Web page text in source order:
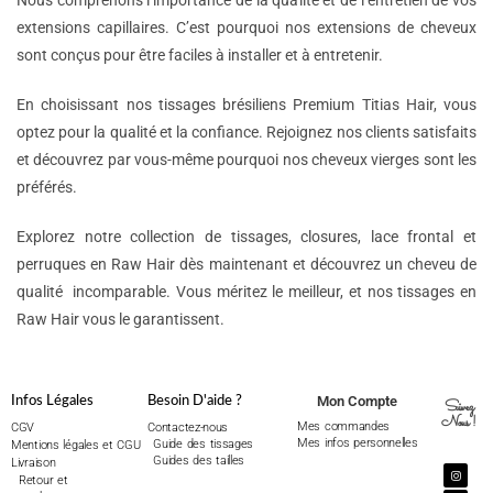
extensions capillaires. C’est pourquoi nos extensions de cheveux
sont conçus pour être faciles à installer et à entretenir.
En choisissant nos tissages brésiliens Premium Titias Hair, vous
optez pour la qualité et la confiance. Rejoignez nos clients satisfaits
et découvrez par vous-même pourquoi nos cheveux vierges sont les
préférés.
Explorez notre collection de tissages, closures, lace frontal et
perruques en Raw Hair dès maintenant et découvrez un cheveu de
qualité incomparable. Vous méritez le meilleur, et nos tissages en
Raw Hair vous le garantissent.
Infos Légales
CGV
Mentions légales et CGU
Livraison
Retour et
Besoin D'aide ?
Contactez-nous
Guide des tissages
Guides des tailles
Mon Compte
Mes commandes
Mes infos personnelles
Suivez
Nous !